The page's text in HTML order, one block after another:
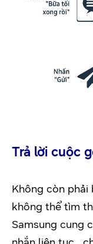
Trả lời cuộc
Không còn
không thể tìm
Samsung cung